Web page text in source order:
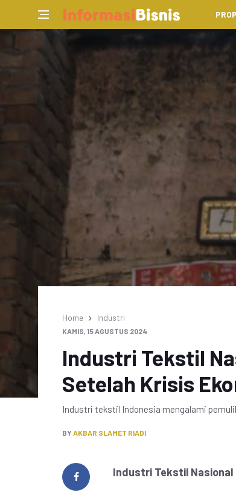
Home Industri
KAMIS, 15 AGUSTUS 2024
Industri Tekstil
Setelah Krisis
Industri tekstil Indonesia mengalami
BY AKBAR SLAMET RIADI
Industri Tekstil Nasional